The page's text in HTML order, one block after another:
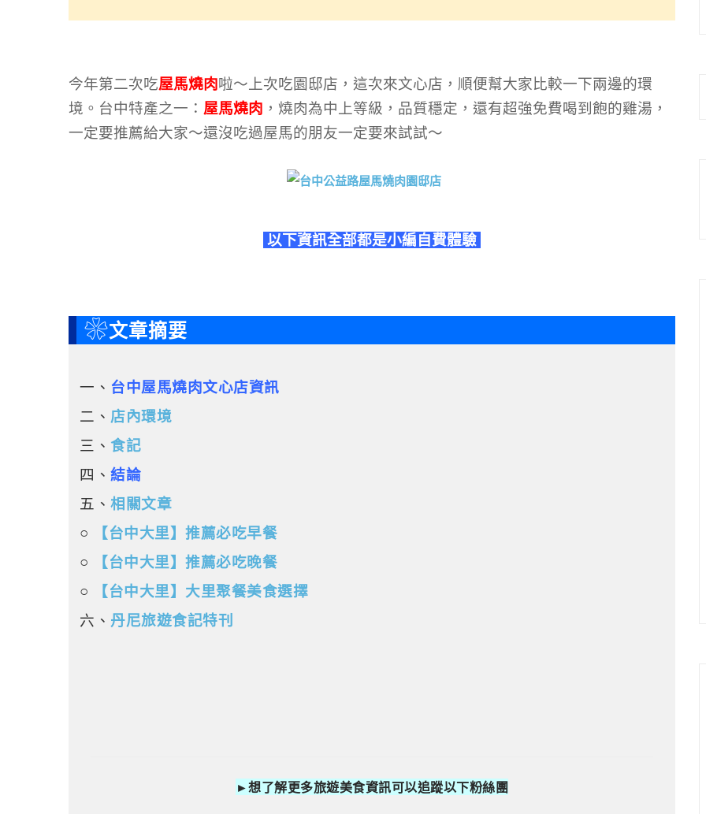
今年第二次吃屋馬燒肉啦～上次吃園邸店，這次來文心店，順便幫大家比較一下兩邊的環
境 。台中特產之一： 屋馬燒肉 ，燒肉為中上等級，品質穩定，還有超強免費喝到飽的雞湯，
一定要推薦給大家～還沒吃過屋馬的朋友一定要來試試～
以下資訊全部都是小編自費體驗
❀文章摘要
一、 台中屋馬燒肉文心店資訊
二、 店內環境
三 、 食記
四、 結論
五、 相關文章
○
【台中大里】推薦必吃早餐
○
【台中大里】推薦必吃晚餐
○
【台中大里】大里聚餐美食選擇
六、 丹尼旅遊食記特刊
►想了解更多旅遊美食資訊可以追蹤以下粉絲團